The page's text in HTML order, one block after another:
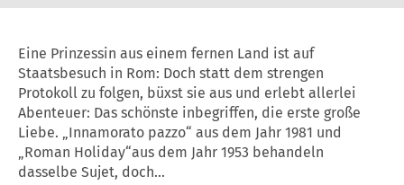
Eine Prinzessin aus einem fernen Land ist auf
Staatsbesuch in Rom: Doch statt dem strengen
Protokoll zu folgen, büxst sie aus und erlebt allerlei
Abenteuer: Das schönste inbegriffen, die erste große
Liebe. „Innamorato pazzo“ aus dem Jahr 1981 und
„Roman Holiday“aus dem Jahr 1953 behandeln
dasselbe Sujet, doch...